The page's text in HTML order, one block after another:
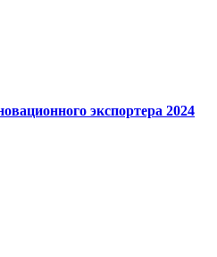
экспортера 2024